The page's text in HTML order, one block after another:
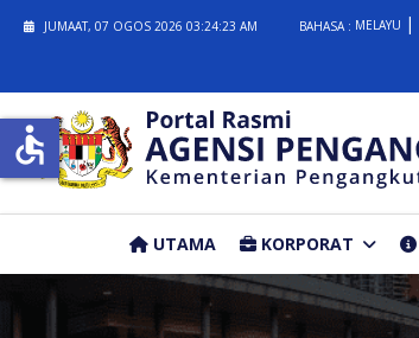
JUMAAT, 07 OGOS 2026 03:24:24 AM BAHASA : MELAYU
UTAMA KORPORAT
accessible